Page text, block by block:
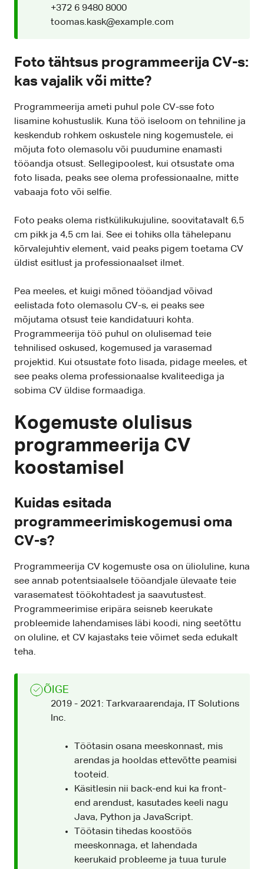
+372 6 9480 8000
toomas.kask@example.com
Foto tähtsus programmeerija CV-s:
kas vajalik või mitte?
Programmeerija ameti puhul pole CV-sse foto
lisamine kohustuslik. Kuna töö iseloom on tehniline ja
keskendub rohkem oskustele ning kogemustele, ei
mõjuta foto olemasolu või puudumine enamasti
tööandja otsust. Sellegipoolest, kui otsustate oma
foto lisada, peaks see olema professionaalne, mitte
vabaaja foto või selfie.
Foto peaks olema ristkülikukujuline, soovitatavalt 6,5
cm pikk ja 4,5 cm lai. See ei tohiks olla tähelepanu
kõrvalejuhtiv element, vaid peaks pigem toetama CV
üldist esitlust ja professionaalset ilmet.
Pea meeles, et kuigi mõned tööandjad võivad
eelistada foto olemasolu CV-s, ei peaks see
mõjutama otsust teie kandidatuuri kohta.
Programmeerija töö puhul on olulisemad teie
tehnilised oskused, kogemused ja varasemad
projektid. Kui otsustate foto lisada, pidage meeles, et
see peaks olema professionaalse kvaliteediga ja
sobima CV üldise formaadiga.
Kogemuste olulisus
programmeerija CV
koostamisel
Kuidas esitada
programmeerimiskogemusi oma
CV-s?
Programmeerija CV kogemuste osa on ülioluline, kuna
see annab potentsiaalsele tööandjale ülevaate teie
varasematest töökohtadest ja saavutustest.
Programmeerimise eripära seisneb keerukate
probleemide lahendamises läbi koodi, ning seetõttu
on oluline, et CV kajastaks teie võimet seda edukalt
teha.
ÕIGE
2019 - 2021: Tarkvaraarendaja, IT Solutions
Inc.
Töötasin osana meeskonnast, mis
arendas ja hooldas ettevõtte peamisi
tooteid.
Käsitlesin nii back-end kui ka front-
end arendust, kasutades keeli nagu
Java, Python ja JavaScript.
Töötasin tihedas koostöös
meeskonnaga, et lahendada
keerukaid probleeme ja tuua turule